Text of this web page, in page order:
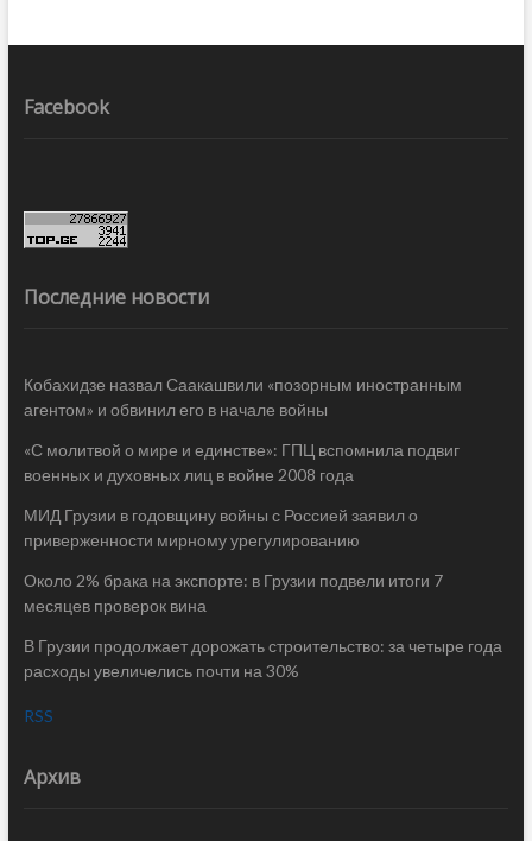
Facebook
Последние новости
Кобахидзе назвал Саакашвили «позорным иностранным
агентом» и обвинил его в начале войны
«С молитвой о мире и единстве»: ГПЦ вспомнила подвиг
военных и духовных лиц в войне 2008 года
МИД Грузии в годовщину войны с Россией заявил о
приверженности мирному урегулированию
Около 2% брака на экспорте: в Грузии подвели итоги 7
месяцев проверок вина
В Грузии продолжает дорожать строительство: за четыре года
расходы увеличелись почти на 30%
RSS
Архив